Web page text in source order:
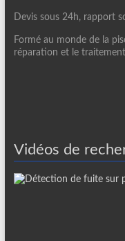
Devis sous 24h, rapport
Formé au monde de la
réparation et le
Vidéos de